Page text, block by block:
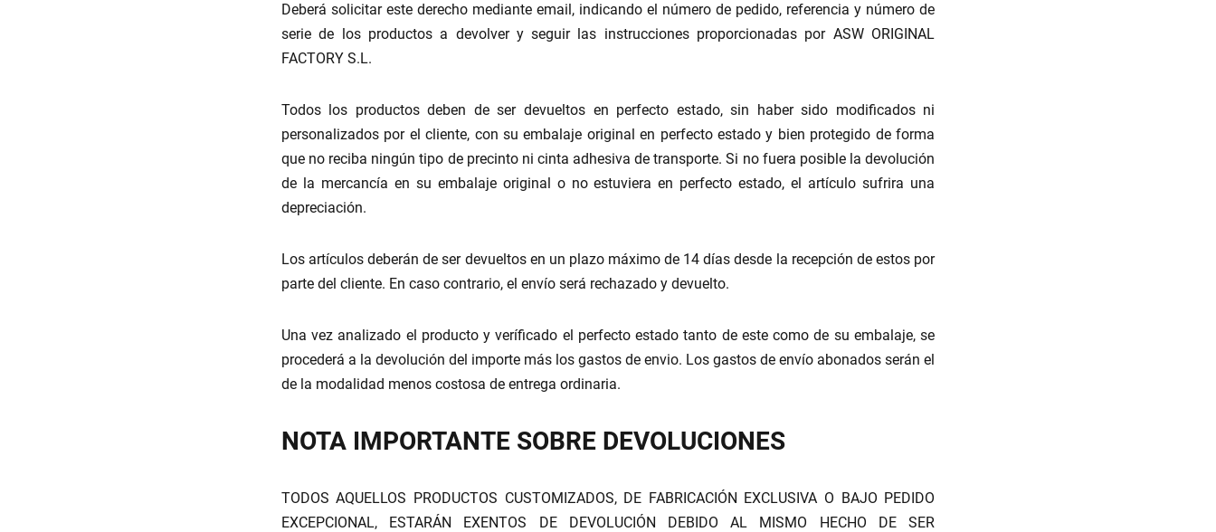
Deberá solicitar este derecho mediante email, indicando el número de pedido, referencia y número de
serie de los productos a devolver y seguir las instrucciones proporcionadas por ASW ORIGINAL
FACTORY S.L.
Todos los productos deben de ser devueltos en perfecto estado, sin haber sido modificados ni
personalizados por el cliente, con su embalaje original en perfecto estado y bien protegido de forma
que no reciba ningún tipo de precinto ni cinta adhesiva de transporte. Si no fuera posible la devolución
de la mercancía en su embalaje original o no estuviera en perfecto estado, el artículo sufrira una
depreciación.
Los artículos deberán de ser devueltos en un plazo máximo de 14 días desde la recepción de estos por
parte del cliente. En caso contrario, el envío será rechazado y devuelto.
Una vez analizado el producto y veríficado el perfecto estado tanto de este como de su embalaje, se
procederá a la devolución del importe más los gastos de envio. Los gastos de envío abonados serán el
de la modalidad menos costosa de entrega ordinaria.
NOTA IMPORTANTE SOBRE DEVOLUCIONES
TODOS AQUELLOS PRODUCTOS CUSTOMIZADOS, DE FABRICACIÓN EXCLUSIVA O BAJO PEDIDO
EXCEPCIONAL, ESTARÁN EXENTOS DE DEVOLUCIÓN DEBIDO AL MISMO HECHO DE SER